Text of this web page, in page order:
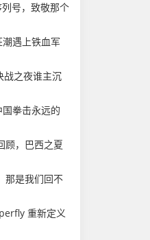
号，致敬那个
遇上铁血军
之夜谁主沉
国拳击永远的
顾，巴西之夏
那是我们回不
重新定义